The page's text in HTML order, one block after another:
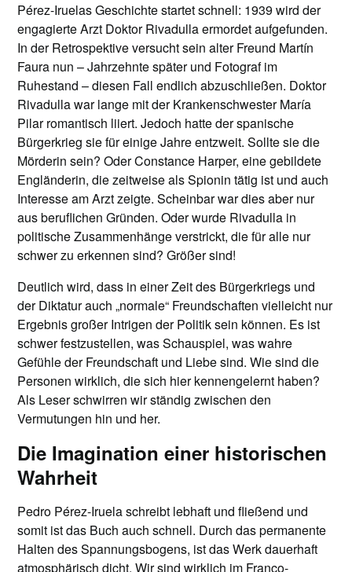
Pérez-Iruelas Geschichte startet schnell: 1939 wird der
engagierte Arzt Doktor Rivadulla ermordet aufgefunden.
In der Retrospektive versucht sein alter Freund Martín
Faura nun – Jahrzehnte später und Fotograf im
Ruhestand – diesen Fall endlich abzuschließen. Doktor
Rivadulla war lange mit der Krankenschwester María
Pilar romantisch liiert. Jedoch hatte der spanische
Bürgerkrieg sie für einige Jahre entzweit. Sollte sie die
Mörderin sein? Oder Constance Harper, eine gebildete
Engländerin, die zeitweise als Spionin tätig ist und auch
Interesse am Arzt zeigte. Scheinbar war dies aber nur
aus beruflichen Gründen. Oder wurde Rivadulla in
politische Zusammenhänge verstrickt, die für alle nur
schwer zu erkennen sind? Größer sind!
Deutlich wird, dass in einer Zeit des Bürgerkriegs und
der Diktatur auch „normale“ Freundschaften vielleicht nur
Ergebnis großer Intrigen der Politik sein können. Es ist
schwer festzustellen, was Schauspiel, was wahre
Gefühle der Freundschaft und Liebe sind. Wie sind die
Personen wirklich, die sich hier kennengelernt haben?
Als Leser schwirren wir ständig zwischen den
Vermutungen hin und her.
Die Imagination einer historischen
Wahrheit
Pedro Pérez-Iruela schreibt lebhaft und fließend und
somit ist das Buch auch schnell. Durch das permanente
Halten des Spannungsbogens, ist das Werk dauerhaft
atmosphärisch dicht. Wir sind wirklich im Franco-